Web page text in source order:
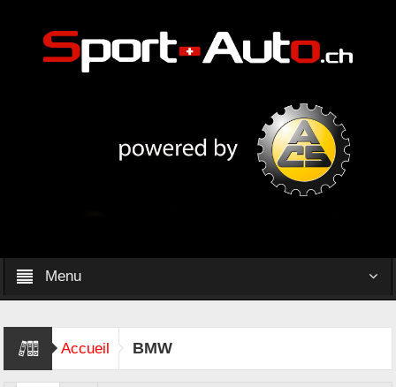
Menu
Accueil BMW